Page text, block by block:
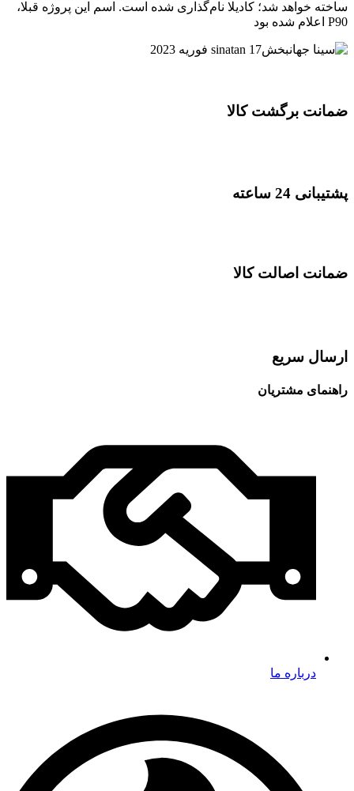
ساخته خواهد شد؛ کادیلا نام‌گذاری شده است. اسم این پروژه قبلا،
P90 اعلام شده بود
sinatan 17 فوریه 2023
ضمانت برگشت کالا
پشتیبانی 24 ساعته
ضمانت اصالت کالا
ارسال سریع
راهنمای مشتریان
درباره ما